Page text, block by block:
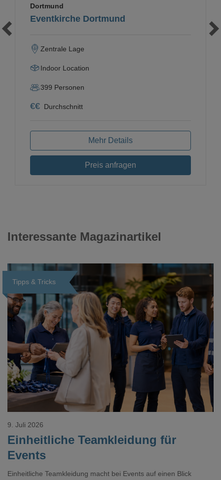
Eventkirche Dortmund
Dortmund
Zentrale Lage
Indoor Location
399 Personen
€€ Durchschnitt
Mehr Details
Preis anfragen
Interessante Magazinartikel
Tipps & Tricks
Loading...
Einheitliche Teamkleidung für
Events
9. Juli 2026
Einheitliche Teamkleidung macht bei Events auf einen Blick